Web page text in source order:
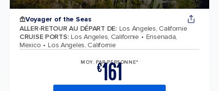
Voyager of the Seas
ALLER-RETOUR AU DÉPART DE: Los Angeles, Californie
CRUISE PORTS: Los Angeles, Californie
Ensenada,
Mexico
Los Angeles, Californie
MOY. PAR PERSONNE*
€161